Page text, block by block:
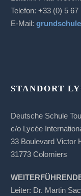
Telefon: +33 (0) 5 67
E-Mail:
STANDORT
Deutsche Schule
c/o Lycée
33 Boulevard Victor
31773 Colomiers
Leiter: Dr. Martin